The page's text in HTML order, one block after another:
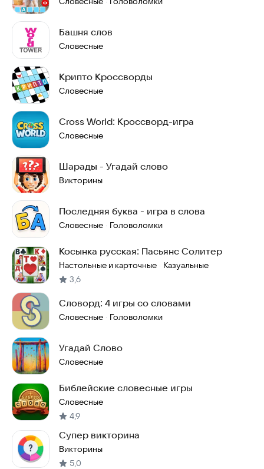
Башня слов
Словесные
Крипто Кроссворды
Словесные
Cross World: Кроссворд-игра
Словесные
Шарады - Угадай слово
Викторины
Последняя буква - игра в слова
Словесные · Головоломки
Косынка русская: Пасьянс Солитер
Настольные и карточные · Казуальные
3,6
Словорд: 4 игры со словами
Словесные · Головоломки
Угадай Слово
Словесные
Библейские словесные игры
Словесные
4,9
Супер викторина
Викторины
5,0